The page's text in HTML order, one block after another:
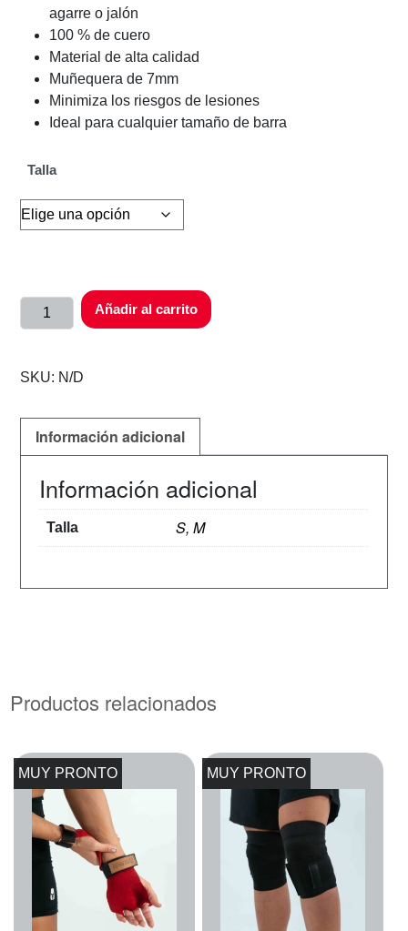
agarre o jalón
100 % de cuero
Material de alta calidad
Muñequera de 7mm
Minimiza los riesgos de lesiones
Ideal para cualquier tamaño de barra
Talla
Añadir al carrito
SKU: N/D
Información adicional
Información adicional
Talla S, M
Productos relacionados
MUY PRONTO MUY PRONTO